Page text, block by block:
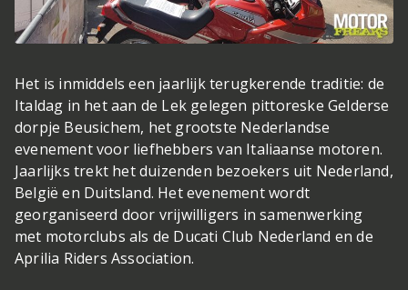
Het is inmiddels een jaarlijk terugkerende traditie: de
Italdag in het aan de Lek gelegen pittoreske Gelderse
dorpje Beusichem, het grootste Nederlandse
evenement voor liefhebbers van Italiaanse motoren.
Jaarlijks trekt het duizenden bezoekers uit Nederland,
België en Duitsland. Het evenement wordt
georganiseerd door vrijwilligers in samenwerking
met motorclubs als de Ducati Club Nederland en de
Aprilia Riders Association.